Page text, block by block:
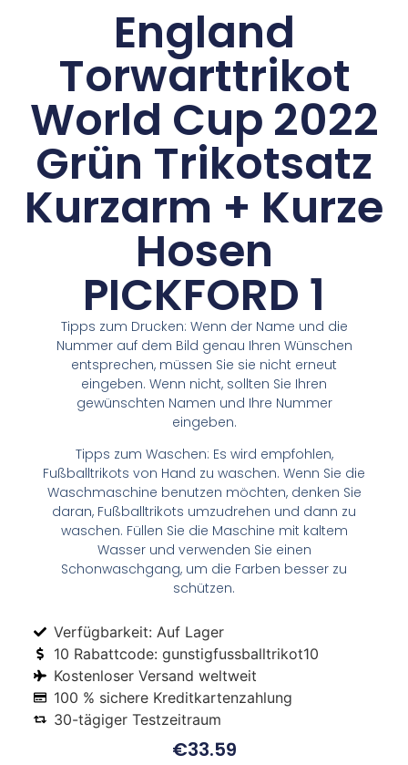
England
Torwarttrikot
World Cup 2022
Grün Trikotsatz
Kurzarm + Kurze
Hosen
PICKFORD 1
Tipps zum Drucken: Wenn der Name und die
Nummer auf dem Bild genau Ihren Wünschen
entsprechen, müssen Sie sie nicht erneut
eingeben. Wenn nicht, sollten Sie Ihren
gewünschten Namen und Ihre Nummer
eingeben.
Tipps zum Waschen: Es wird empfohlen,
Fußballtrikots von Hand zu waschen. Wenn Sie die
Waschmaschine benutzen möchten, denken Sie
daran, Fußballtrikots umzudrehen und dann zu
waschen. Füllen Sie die Maschine mit kaltem
Wasser und verwenden Sie einen
Schonwaschgang, um die Farben besser zu
schützen.
Verfügbarkeit: Auf Lager
10 Rabattcode: gunstigfussballtrikot10
Kostenloser Versand weltweit
100 % sichere Kreditkartenzahlung
30-tägiger Testzeitraum
€33.59